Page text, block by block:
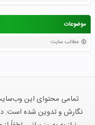
موضوعات
مطالب سایت
تمامی محتوای این
نگارش و تدوین شده است.